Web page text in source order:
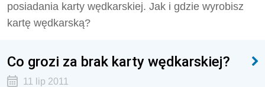
posiadania karty wędkarskiej. Jak i gdzie wyrobisz
kartę wędkarską?
Co grozi za brak karty wędkarskiej?
11 lip 2011